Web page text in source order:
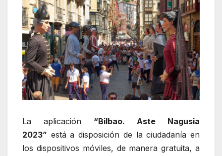
La aplicación “Bilbao. Aste Nagusia
2023” está a disposición de la ciudadanía en
los dispositivos móviles, de manera gratuita, a